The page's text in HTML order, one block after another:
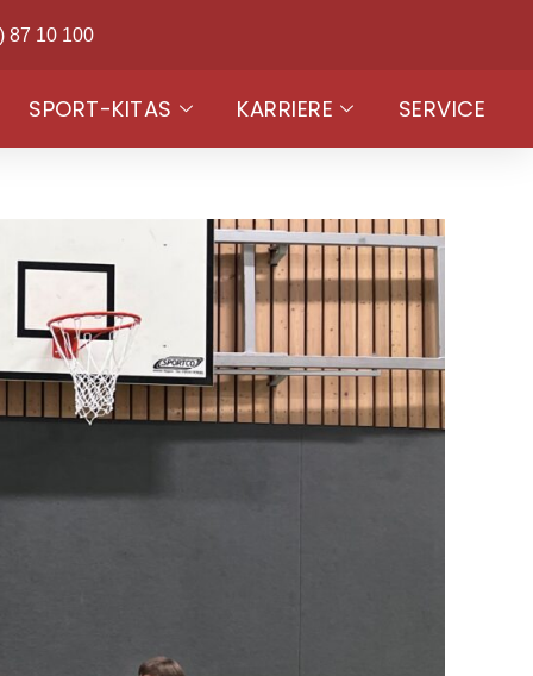
87 10 100
SPORT-KITAS KARRIERE SERVICE